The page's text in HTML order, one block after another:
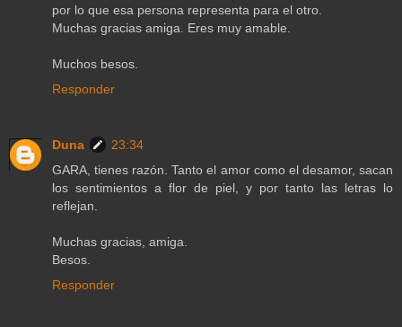
por lo que esa persona representa para el otro.
Muchas gracias amiga. Eres muy amable.
Muchos besos.
Responder
Duna
23:34
GARA, tienes razón. Tanto el amor como el desamor, sacan
los sentimientos a flor de piel, y por tanto las letras lo
reflejan.
Muchas gracias, amiga.
Besos.
Responder